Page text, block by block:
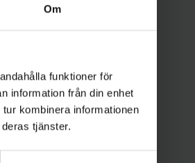
Om
funktioner för
information från din enhet
kombinera informationen
tjänster.